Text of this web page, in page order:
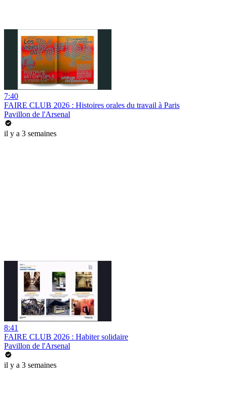
7:40
FAIRE CLUB 2026 : Histoires orales du travail à Paris
Pavillon de l'Arsenal
il y a 3 semaines
8:41
FAIRE CLUB 2026 : Habiter solidaire
Pavillon de l'Arsenal
il y a 3 semaines